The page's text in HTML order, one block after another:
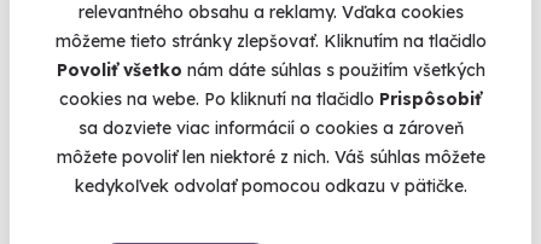
relevantného obsahu a reklamy. Vďaka cookies
môžeme tieto stránky zlepšovať. Kliknutím na tlačidlo
Povoliť všetko nám dáte súhlas s použitím všetkých
cookies na webe. Po kliknutí na tlačidlo Prispôsobiť
sa dozviete viac informácií o cookies a zároveň
môžete povoliť len niektoré z nich. Váš súhlas môžete
kedykoľvek odvolať pomocou odkazu v pätičke.
Ostrava (Hlučínské jezero)
(+ 3 ďalšie lokality)
65 €